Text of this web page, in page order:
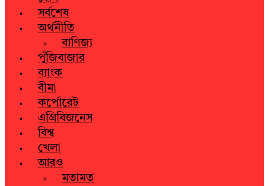
সর্বশেষ
অর্থনীতি
বাণিজ্য
পুঁজিবাজার
ব্যাংক
বীমা
কর্পোরেট
এগ্রিবিজনেস
বিশ্ব
খেলা
আরও
মতামত